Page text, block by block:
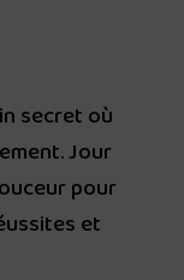
secret où
Jour
pour
et